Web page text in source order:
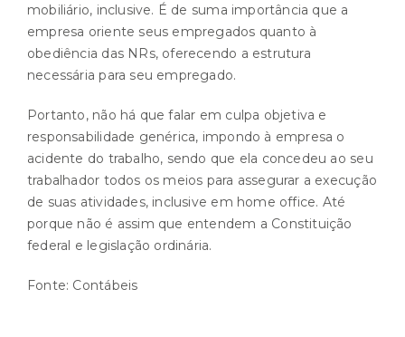
mobiliário, inclusive. É de suma importância que a
empresa oriente seus empregados quanto à
obediência das NRs, oferecendo a estrutura
necessária para seu empregado.
Portanto, não há que falar em culpa objetiva e
responsabilidade genérica, impondo à empresa o
acidente do trabalho, sendo que ela concedeu ao seu
trabalhador todos os meios para assegurar a execução
de suas atividades, inclusive em home office. Até
porque não é assim que entendem a Constituição
federal e legislação ordinária.
Fonte: Contábeis